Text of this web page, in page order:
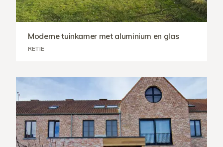
Moderne tuinkamer met aluminium en glas
RETIE